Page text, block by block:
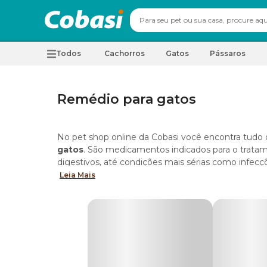
Todos Cachorros Gatos Pássaros
Remédio para gatos
No pet shop online da Cobasi você encontra
gatos. São medicamentos indicados para o
digestivos, até condições mais sérias como
Leia Mais